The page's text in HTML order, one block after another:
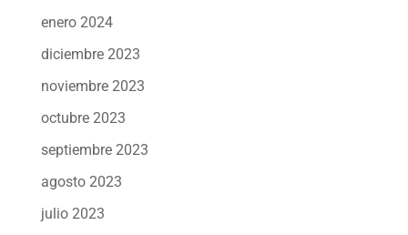
enero 2024
diciembre 2023
noviembre 2023
octubre 2023
septiembre 2023
agosto 2023
julio 2023